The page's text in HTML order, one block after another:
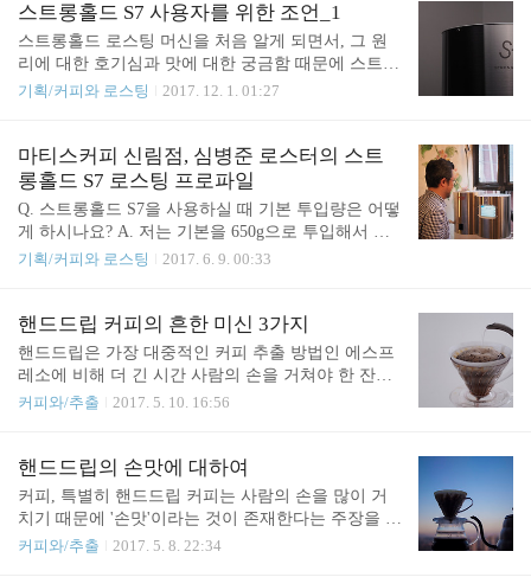
만나게 되면 해당 생두가 충분히 우수하다는 전제하
에 강한 화력으로 빠르게 로스팅을 먼저 시도합..
내부 온도가 5도의 차이를 두고 설정되어 있는데요.
큰 차이를 두게 설정할 수는 있지만, 어차피 열은 인
접한 물리적 거리와 대류의 범위 안에서 열평형을 이
루려 할 테니 굳이 큰 차이로 설정할 필요는 없어 보
입니다. 다만, 드럼 온도는 더디게 움직이는 데 반해
야 합니다. 타워드럼을 더 높은 온도로 예열한다는
것은, 적어도 로스팅 초기 전도열의 비율을 높이..
스트롱홀드 S7 사용자를 위한 조언_1
스트롱홀드 로스팅 머신을 처음 알게 되면서, 그 원
리에 대한 호기심과 맛에 대한 궁금함 때문에 스트롱
홀드를 사용하는 카페를 두루 찾아다닌 적이 있습니
를 사용하면서 좋은 맛과 향은 물론 자신의 개성을
잘 표현하는 매장을 많이 찾을 수 있습니다. 그 이유
가 무엇일까 고민을 해봤는데요. 아마도 조금은 생소
한 원리와 구조의 로스팅 머신이기 때문에 사용자들
역시 어느 정도의 공부 시간이 필요했던 게 아닐까
생각합니다. 과거에 누군가는 제게 "스트롱홀드로 로
왜 그런 특징이 있는지가 궁금했습니다. 또, 어떤 사
람은 ..
기획/커피와 로스팅 2017. 12. 1. 01:27
마티스커피 신림점, 심병준 로스터의 스트
롱홀드 S7 로스팅 프로파일
Q. 스트롱홀드 S7을 사용하실 때 기본 투입량은 어떻
게 하시나요? A. 저는 기본을 650g으로 투입해서 로
스팅을 볶는 편입니다. 연구용 로스팅이라고 한다면
을 중요하게 여길 수밖에 없습니다. 650g을 투입하게
되면 500g 정도는 상품으로 판매한다고 해도, 품질
관리를 위한 어느 정도의 원두가 남기 때문입니다.
그래서 650g을 사용해서 로스팅을 더 잘할 수 있는
방법을 계속해서 테스트해가고 있습니다. Q. 스트롱
가요? A. 전도열을 조금 더 배제하고 열풍과 할로겐
을 더 적극적으로 활용하기 위해서 저는 150/140도의
예열 온도에서 로스팅을 시작하는 편..
기획/커피와 로스팅 2017. 6. 9. 00:33
핸드드립 커피의 흔한 미신 3가지
핸드드립은 가장 대중적인 커피 추출 방법인 에스프
레소에 비해 더 긴 시간 사람의 손을 거쳐야 한 잔의
커피로 완성됩니다. 사람의 손을 더 많이 거친다는
습니다. 커피찾는남자 에디터가 핸드드립에 대한 환
상과 미신이라고 생각하는 부분을 3가지만 소개하려
고 합니다. 1. 커피 빵이 잘 부풀어야만 커피가 맛있
다? 사실 커피 빵이 잘 부푼다고 커피가 무조건 신선
한 것은 아닙니다. 로스팅 후 시간이 많이 지나지 않
커피와/추출 2017. 5. 10. 16:56
핸드드립의 손맛에 대하여
커피, 특별히 핸드드립 커피는 사람의 손을 많이 거
치기 때문에 '손맛'이라는 것이 존재한다는 주장을 자
주 접하게 됩니다. 핸드드립에서 정말로 손맛이라는
커피와/추출 2017. 5. 8. 22:34